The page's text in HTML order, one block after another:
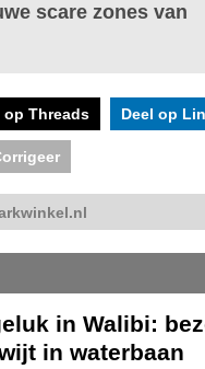
scare zones van
op Threads Deel op
in Walibi:
in waterbaan